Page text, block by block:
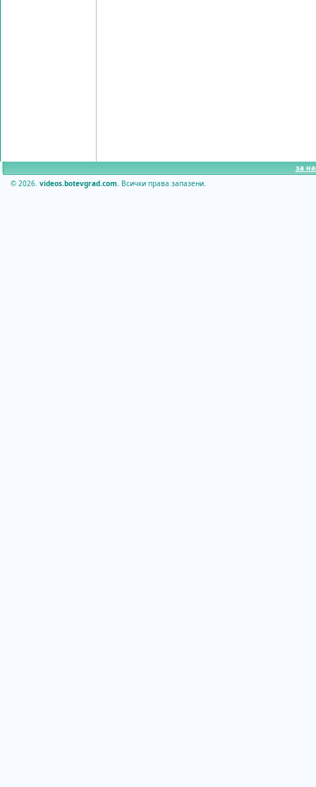
за
© 2026. videos.botevgrad.com. Всички права запазени.